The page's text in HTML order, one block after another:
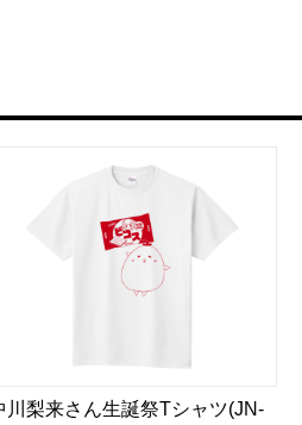
川梨来さん生誕祭Tシャツ(JN-